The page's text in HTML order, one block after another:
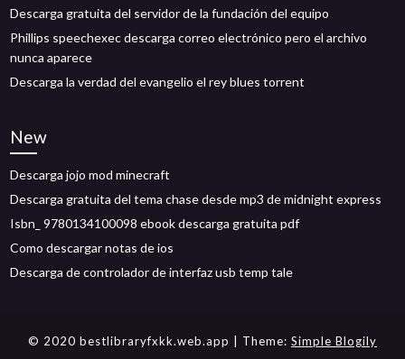
Descarga gratuita del servidor de la fundación del equipo
Phillips speechexec descarga correo electrónico pero el archivo
nunca aparece
Descarga la verdad del evangelio el rey blues torrent
New
Descarga jojo mod minecraft
Descarga gratuita del tema chase desde mp3 de midnight express
Isbn_ 9780134100098 ebook descarga gratuita pdf
Como descargar notas de ios
Descarga de controlador de interfaz usb temp tale
© 2020 bestlibraryfxkk.web.app | Theme: Simple Blogily